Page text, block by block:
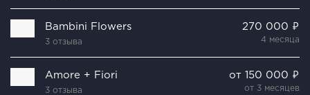
Bambini Flowers
3 отзыва
270 000 ₽
4 месяца
Amore + Fiori
3 отзыва
от 150 000 ₽
от 3 месяцев